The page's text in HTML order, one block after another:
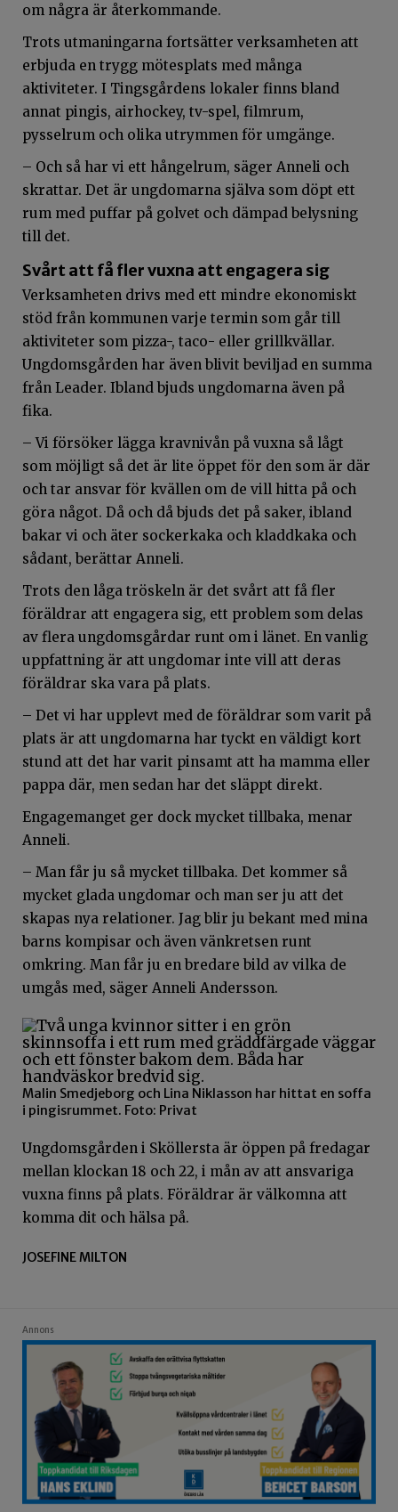
om några är återkommande.
Trots utmaningarna fortsätter verksamheten att
erbjuda en trygg mötesplats med många
aktiviteter. I Tingsgårdens lokaler finns bland
annat pingis, airhockey, tv-spel, filmrum,
pysselrum och olika utrymmen för umgänge.
– Och så har vi ett hångelrum, säger Anneli och
skrattar. Det är ungdomarna själva som döpt ett
rum med puffar på golvet och dämpad belysning
till det.
Svårt att få fler vuxna att engagera sig
Verksamheten drivs med ett mindre ekonomiskt
stöd från kommunen varje termin som går till
aktiviteter som pizza-, taco- eller grillkvällar.
Ungdomsgården har även blivit beviljad en summa
från Leader. Ibland bjuds ungdomarna även på
fika.
– Vi försöker lägga kravnivån på vuxna så lågt
som möjligt så det är lite öppet för den som är där
och tar ansvar för kvällen om de vill hitta på och
göra något. Då och då bjuds det på saker, ibland
bakar vi och äter sockerkaka och kladdkaka och
sådant, berättar Anneli.
Trots den låga tröskeln är det svårt att få fler
föräldrar att engagera sig, ett problem som delas
av flera ungdomsgårdar runt om i länet. En vanlig
uppfattning är att ungdomar inte vill att deras
föräldrar ska vara på plats.
– Det vi har upplevt med de föräldrar som varit på
plats är att ungdomarna har tyckt en väldigt kort
stund att det har varit pinsamt att ha mamma eller
pappa där, men sedan har det släppt direkt.
Engagemanget ger dock mycket tillbaka, menar
Anneli.
– Man får ju så mycket tillbaka. Det kommer så
mycket glada ungdomar och man ser ju att det
skapas nya relationer. Jag blir ju bekant med mina
barns kompisar och även vänkretsen runt
omkring. Man får ju en bredare bild av vilka de
umgås med, säger Anneli Andersson.
Malin Smedjeborg och Lina Niklasson har hittat en soffa
i pingisrummet. Foto: Privat
Ungdomsgården i Sköllersta är öppen på fredagar
mellan klockan 18 och 22, i mån av att ansvariga
vuxna finns på plats. Föräldrar är välkomna att
komma dit och hälsa på.
JOSEFINE MILTON
Annons